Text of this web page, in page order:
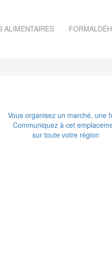
ALIMENTAIRES
Vous organisez un marché, une
Communiquez à cet
sur toute votre région